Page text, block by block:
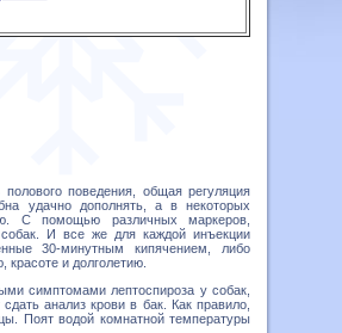
поведения, общая регуляция
удачно дополнять, а в некоторых
С помощью различных маркеров,
И все же для каждой инъекции
30-минутным кипячением, либо
и долголетию.
симптомами лептоспироза у собак,
анализ крови в бак. Как правило,
Поят водой комнатной температуры